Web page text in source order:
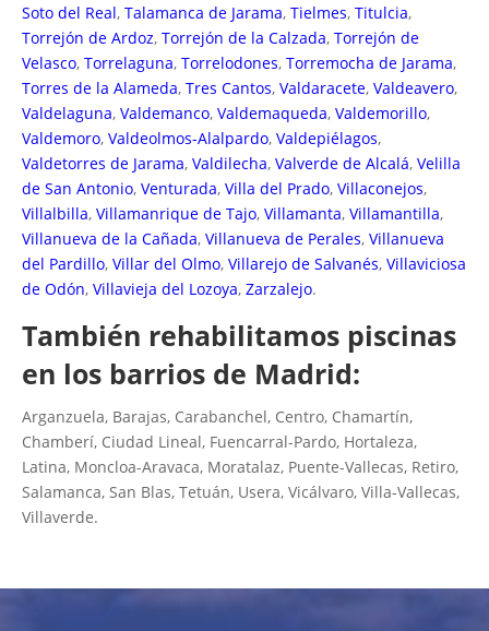
Soto del Real, Talamanca de Jarama, Tielmes, Titulcia,
Torrejón de Ardoz, Torrejón de la Calzada, Torrejón de
Velasco, Torrelaguna, Torrelodones, Torremocha de Jarama,
Torres de la Alameda, Tres Cantos, Valdaracete, Valdeavero,
Valdelaguna, Valdemanco, Valdemaqueda, Valdemorillo,
Valdemoro, Valdeolmos-Alalpardo, Valdepiélagos,
Valdetorres de Jarama, Valdilecha, Valverde de Alcalá, Velilla
de San Antonio, Venturada, Villa del Prado, Villaconejos,
Villalbilla, Villamanrique de Tajo, Villamanta, Villamantilla,
Villanueva de la Cañada, Villanueva de Perales, Villanueva
del Pardillo, Villar del Olmo, Villarejo de Salvanés, Villaviciosa
de Odón, Villavieja del Lozoya, Zarzalejo.
También rehabilitamos piscinas
en los barrios de Madrid:
Arganzuela, Barajas, Carabanchel, Centro, Chamartín,
Chamberí, Ciudad Lineal, Fuencarral-Pardo, Hortaleza,
Latina, Moncloa-Aravaca, Moratalaz, Puente-Vallecas, Retiro,
Salamanca, San Blas, Tetuán, Usera, Vicálvaro, Villa-Vallecas,
Villaverde.